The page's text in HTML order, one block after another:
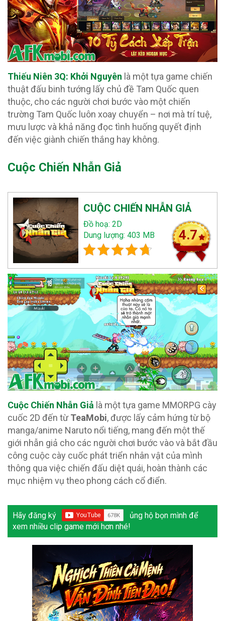
Thiếu Niên 3Q: Khởi Nguyên là một tựa game chiến
thuật đấu binh tướng lấy chủ đề Tam Quốc quen
thuộc, cho các người chơi bước vào một chiến
trường Tam Quốc luôn xoay chuyển – nơi mà trí tuệ,
mưu lược và khả năng đọc tình huống quyết định
đến việc giành chiến thắng hay không.
Cuộc Chiến Nhẫn Giả
CUỘC CHIẾN NHẪN GIẢ
Đồ hoạ: 2D
Dung lượng: 403 MB
4.7
Cuộc Chiến Nhẫn Giả là một tựa game MMORPG cày
cuốc 2D đến từTeaMobi, được lấy cảm hứng từ bộ
manga/anime Naruto nổi tiếng, mang đến một thế
giới nhẫn giả cho các người chơi bước vào và bắt đầu
công cuộc cày cuốc phát triển nhân vật của mình
thông qua việc chiến đấu diệt quái, hoàn thành các
mục nhiệm vụ theo phong cách cổ điển.
Hãy đăng ký
ủng hộ bọn mình để
xem nhiều clip game mới hơn nhé!